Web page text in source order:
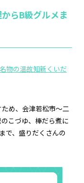
らB級グルメま
物の温故知新くいだ
め、会津若松市～二
こづゆ、棒だら煮に
で、盛りだくさんの